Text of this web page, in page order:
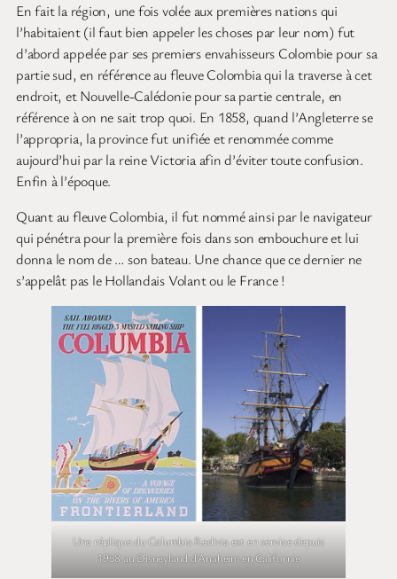
En fait la région, une fois volée aux premières nations qui
l’habitaient (il faut bien appeler les choses par leur nom) fut
d’abord appelée par ses premiers envahisseurs Colombie pour sa
partie sud, en référence au fleuve Colombia qui la traverse à cet
endroit, et Nouvelle-Calédonie pour sa partie centrale, en
référence à on ne sait trop quoi. En 1858, quand l’Angleterre se
l’appropria, la province fut unifiée et renommée comme
aujourd’hui par la reine Victoria afin d’éviter toute confusion.
Enfin à l’époque.
Quant au fleuve Colombia, il fut nommé ainsi par le navigateur
qui pénétra pour la première fois dans son embouchure et lui
donna le nom de … son bateau. Une chance que ce dernier ne
s’appelât pas le Hollandais Volant ou le France !
Une réplique du Columbia Redivia est en service depuis
1958 au Disneyland d’Anaheim en Californie